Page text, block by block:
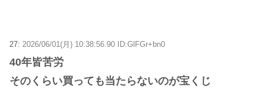
27: 2026/06/01(月) 10:38:56.90 ID:GlFGr+bn0
40年皆苦労
そのくらい買っても当たらないのが宝くじ